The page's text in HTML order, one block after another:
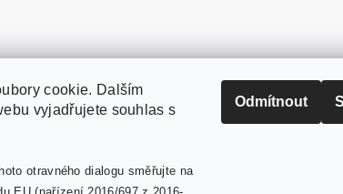
PaperModel.cz
cookie. Dalším
vyjadřujete souhlas s
otravného dialogu směřujte na
Odmítnout